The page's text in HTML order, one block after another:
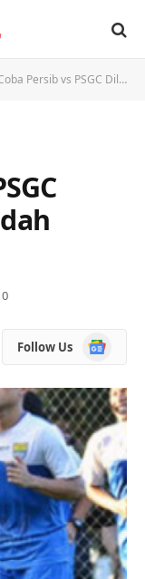
vs PSGC Dilaksanakan Sesudah Shalat Tarawih
0
Follow Us
Google
News